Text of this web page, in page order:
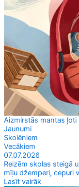
Aizmirstās mantas ļoti
Jaunumi
Skolēniem
Vecākiem
07.07.2026
Reizēm skolas steigā
mīļu džemperi, cepuri
Lasīt vairāk